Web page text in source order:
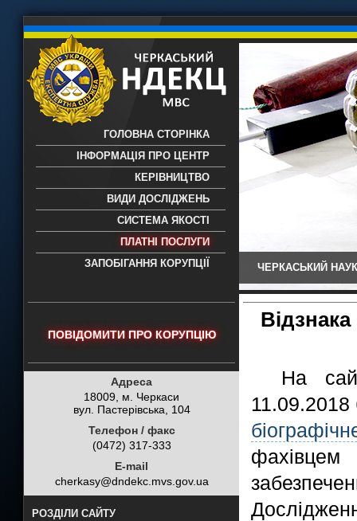
науково-дослідний експертно-
- проведення всих видів судових
експертиз
ГОЛОВНА СТОРІНКА
ІНФОРМАЦІЯ ПРО ЦЕНТР
КЕРІВНИЦТВО
ВИДИ ДОСЛІДЖЕНЬ
СИСТЕМА ЯКОСТІ
ПЛАТНІ ПОСЛУГИ
ЗАПОБІГАННЯ КОРУПЦІЇ
ЧЕРКАСЬКИЙ
ПОВІДОМИТИ ПРО КОРУПЦІЮ
Адреса
18009, м. Черкаси
вул. Пастерівська, 104
Телефон / факс
(0472) 317-333
E-mail
cherkasy@dndekc.mvs.gov.ua
РОЗДІЛИ САЙТУ
На
фахівцем